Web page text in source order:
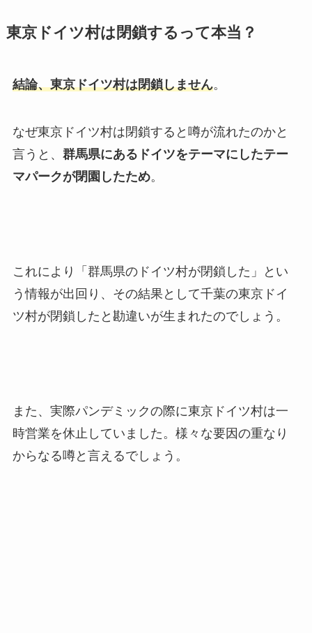
東京ドイツ村は閉鎖するって本当？
結論、東京ドイツ村は閉鎖しません。
なぜ東京ドイツ村は閉鎖すると噂が流れたのかと
言うと、 群馬県にあるドイツをテーマにしたテー
マパークが閉園したため。
これにより「群馬県のドイツ村が閉鎖した」とい
う情報が出回り、その結果として千葉の東京ドイ
ツ村が閉鎖したと勘違いが生まれたのでしょう。
また、実際パンデミックの際に東京ドイツ村は一
時営業を休止していました。様々な要因の重なり
からなる噂と言えるでしょう。